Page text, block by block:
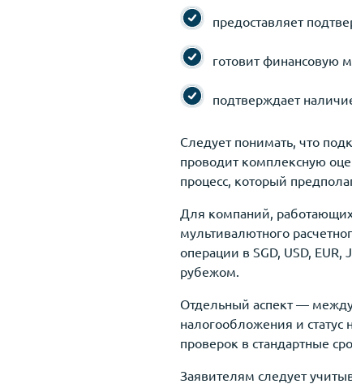
предоставляет
готовит финансовую
подтверждает
Следует понимать, что
проводит комплексную
процесс, который
Для компаний,
мультивалютного
операции в SGD, USD,
рубежом.
Отдельный аспект —
налогообложения и
проверок в стандартные
Заявителям следует